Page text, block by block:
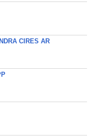
CIRES AR